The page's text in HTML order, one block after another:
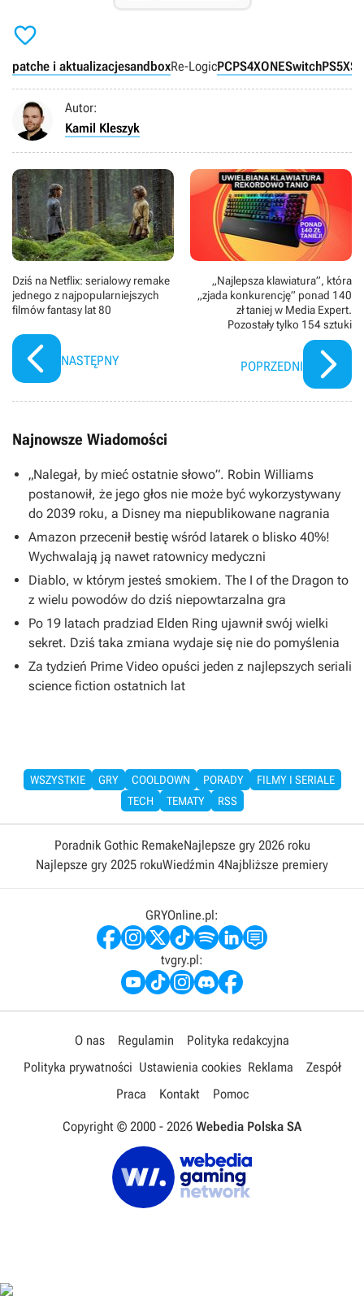

patche i aktualizacjesandboxRe-LogicPCPS4XONESwitchPS5XSX
Autor:
Kamil Kleszyk
Dziś na Netflix: serialowy remake
jednego z najpopularniejszych
filmów fantasy lat 80
NASTĘPNY
„Najlepsza klawiatura”, która
„zjada konkurencję” ponad 140
zł taniej w Media Expert.
Pozostały tylko 154 sztuki
POPRZEDNI
Najnowsze Wiadomości
„Nalegał, by mieć ostatnie słowo”. Robin Williams
postanowił, że jego głos nie może być wykorzystywany
do 2039 roku, a Disney ma niepublikowane nagrania
Amazon przecenił bestię wśród latarek o blisko 40%!
Wychwalają ją nawet ratownicy medyczni
Diablo, w którym jesteś smokiem. The I of the Dragon to
z wielu powodów do dziś niepowtarzalna gra
Po 19 latach pradziad Elden Ring ujawnił swój wielki
sekret. Dziś taka zmiana wydaje się nie do pomyślenia
Za tydzień Prime Video opuści jeden z najlepszych seriali
science fiction ostatnich lat
WSZYSTKIE GRY COOLDOWN PORADY
FILMY I SERIALE
TECH
TEMATY RSS
Poradnik Gothic RemakeNajlepsze gry 2026 roku
Najlepsze gry 2025 rokuWiedźmin 4Najbliższe premiery
GRYOnline.pl:
tvgry.pl:
O nas Regulamin
Polityka redakcyjna
Polityka prywatności Ustawienia cookies Reklama
Zespół
Praca
Kontakt Pomoc
Copyright © 2000 - 2026 Webedia Polska SA